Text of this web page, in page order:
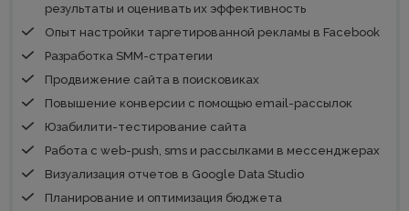
результаты и оценивать их эффективность
Опыт настройки таргетированной рекламы в Facebook
Разработка SMM-стратегии
Продвижение сайта в поисковиках
Повышение конверсии с помощью email-рассылок
Юзабилити-тестирование сайта
Работа с web-push, sms и рассылками в мессенджерах
Визуализация отчетов в Google Data Studio
Планирование и оптимизация бюджета